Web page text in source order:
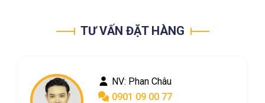
TƯ VẤN ĐẶT HÀNG
NV: Phan Châu
0901 09 00 77